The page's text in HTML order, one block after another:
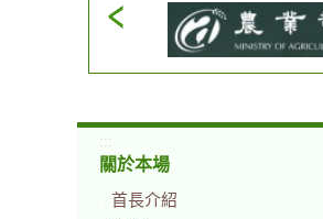
:::
關於本場
首長介紹